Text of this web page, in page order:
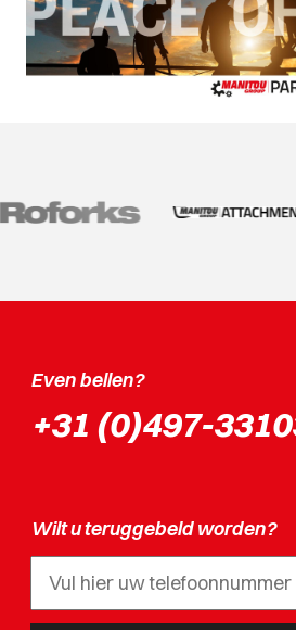
Even bellen?
+31 (0)497-
Wilt u teruggebeld worden?